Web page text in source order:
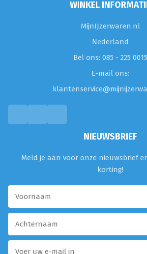
WINKEL
MijnIJzerwaren.nl
Nederland
Bel ons: 085 - 225 0015
E-mail ons:
NIEUWSBRIEF
Meld je aan voor onze nieuwsbrief
korting!